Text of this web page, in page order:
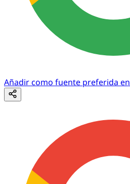
Añadir como fuente preferida